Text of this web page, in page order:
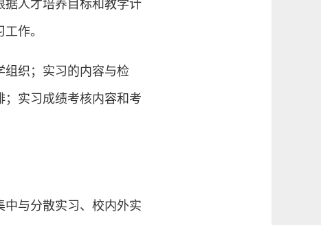
据人才培养目标和教学计
作。
组织；实习的内容与检
实习成绩考核内容和考
与分散实习、校内外实